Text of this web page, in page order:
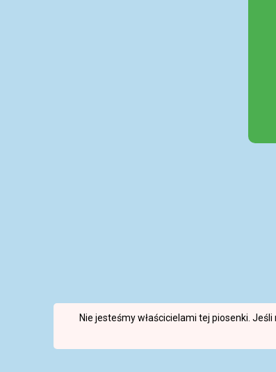
Nie jesteśmy właścicielami tej piosenki.